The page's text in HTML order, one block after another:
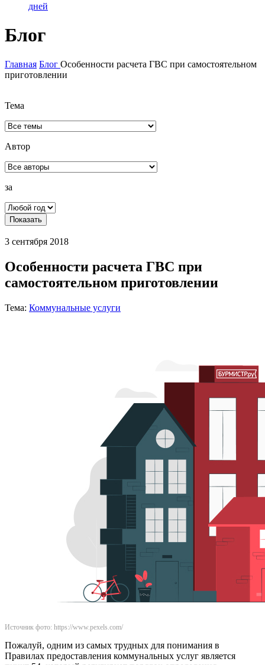
дней
Блог
Главная Блог Особенности расчета ГВС при самостоятельном
приготовлении
Тема
Автор
за
Показать
3 сентября 2018
Особенности расчета ГВС при
самостоятельном приготовлении
Тема: Коммунальные услуги
Источник фото: https://www.pexels.com/
Пожалуй, одним из самых трудных для понимания в
Правилах предоставления коммунальных услуг является